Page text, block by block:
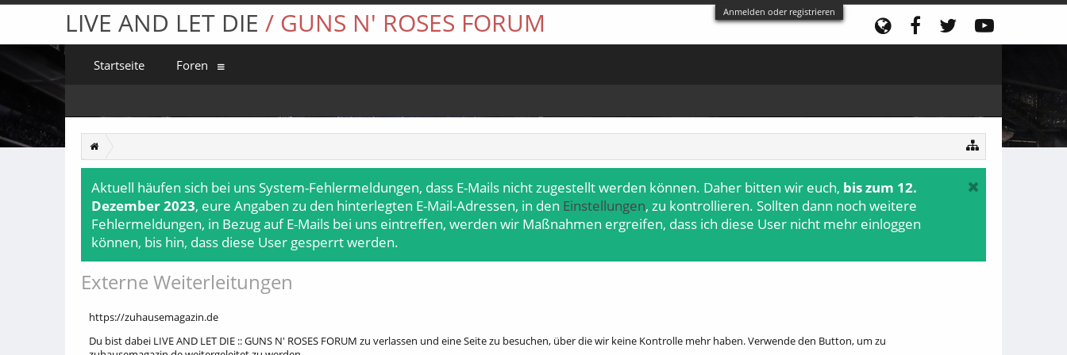
Anmelden oder registrieren
Aktuell häufen sich bei uns System-Fehlermeldungen, dass E-Mails nicht zugestellt werden können. Daher bitten wir euch, bis zum 12.
Dezember 2023, eure Angaben zu den hinterlegten E-Mail-Adressen, in den Einstellungen, zu kontrollieren. Sollten dann noch weitere
Fehlermeldungen, in Bezug auf E-Mails bei uns eintreffen, werden wir Maßnahmen ergreifen, dass ich diese User nicht mehr einloggen
können, bis hin, dass diese User gesperrt werden.
Externe Weiterleitungen
https://zuhausemagazin.de
Du bist dabei LIVE AND LET DIE :: GUNS N' ROSES FORUM zu verlassen und eine Seite zu besuchen, über die wir keine Kontrolle mehr haben. Verwende den Button, um zu
LIVE AND LET DIE / GUNS N' ROSES FORUM
Startseite Foren